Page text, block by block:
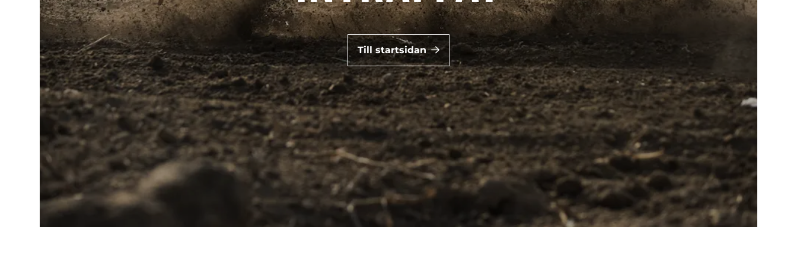
Till startsidan